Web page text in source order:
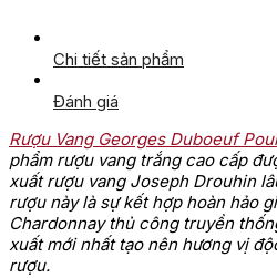
Chi tiết sản phẩm
Đánh giá
Rượu Vang Georges Duboeuf
phẩm rượu vang trắng cao cấp
xuất rượu vang Joseph Drouhin
rượu này là sự kết hợp hoàn hảo
Chardonnay thủ công truyền
xuất mới nhất tạo nên hương vị
rượu.